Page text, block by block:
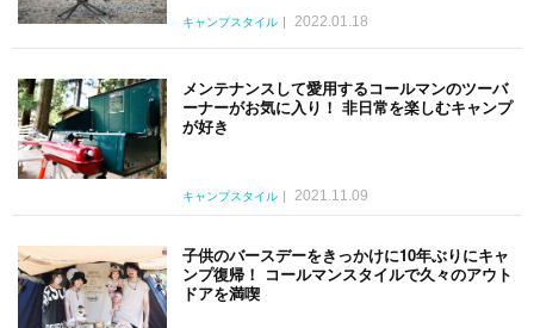
キャンプスタイル 2022.01.18
メンテナンスして愛用するコールマンのツーバ
ーナーがお気に入り！ 非日常を楽しむキャンプ
が好き
キャンプスタイル 2021.11.09
子供のバースデーをきっかけに10年ぶりにキャ
ンプ復帰！ コールマンスタイルで久々のアウト
ドアを満喫